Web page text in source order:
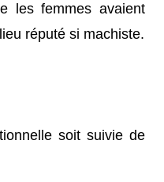
les femmes avaient
réputé si machiste.
soit suivie de